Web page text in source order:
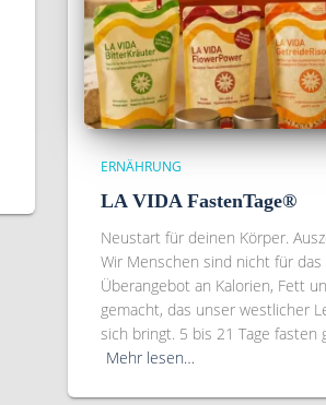
ERNÄHRUNG
LA VIDA FastenTage®
Neustart für deinen Körper.
Wir Menschen sind nicht für das
Überangebot an Kalorien, Fett
gemacht, das unser westlicher
sich bringt. 5 bis 21 Tage fasten
Mehr lesen…